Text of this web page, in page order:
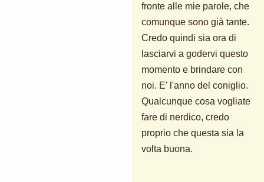
fronte alle mie parole, che
comunque sono già tante.
Credo quindi sia ora di
lasciarvi a godervi questo
momento e brindare con
noi. E' l'anno del coniglio.
Qualcunque cosa vogliate
fare di nerdico, credo
proprio che questa sia la
volta buona.